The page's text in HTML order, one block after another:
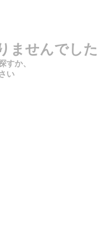
ませんでした
すか、
い